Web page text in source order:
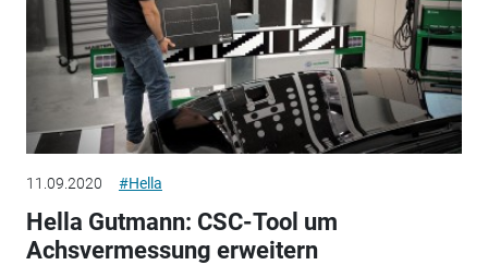
11.09.2020 #Hella
Hella Gutmann: CSC-Tool um
Achsvermessung erweitern